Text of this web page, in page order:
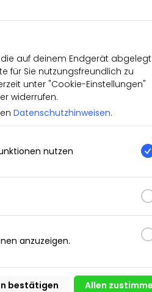
auf deinem Endgerät abgelegt
für Sie nutzungsfreundlich zu
unter "Cookie-Einstellungen"
widerrufen.
Datenschutzhinweisen.
nutzen
anzuzeigen.